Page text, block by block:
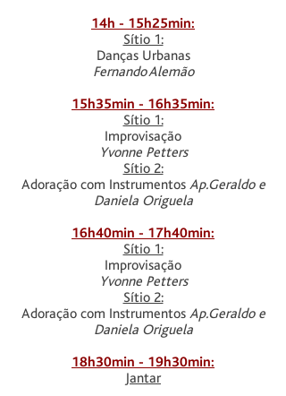
14h - 15h25min:
Sítio 1:
Danças Urbanas
Fernando Alemão
15h35min - 16h35min:
Sítio 1:
Improvisação
Yvonne Petters
Sítio 2:
Adoração com Instrumentos Ap.Geraldo e
Daniela Origuela
16h40min - 17h40min:
Sítio 1:
Improvisação
Yvonne Petters
Sítio 2:
Adoração com Instrumentos Ap.Geraldo e
Daniela Origuela
18h30min - 19h30min:
Jantar